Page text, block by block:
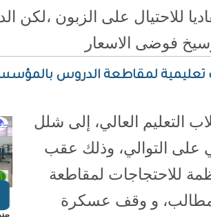
للاحتيال على الزبون ،لكن
فوضى الاسعار
لمقاطعة الدروس
التعليم العالي، إلى شلل
على التوالي، وذلك عقب
للاحتجاجات لمقاطعة
و وقف عسكرة